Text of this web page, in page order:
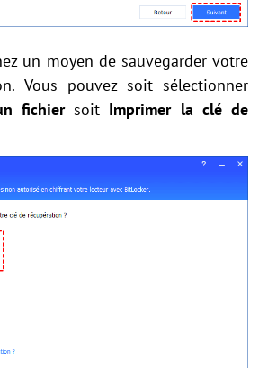
un moyen de sauvegarder votre
Vous pouvez soit sélectionner
fichier soit Imprimer la clé de